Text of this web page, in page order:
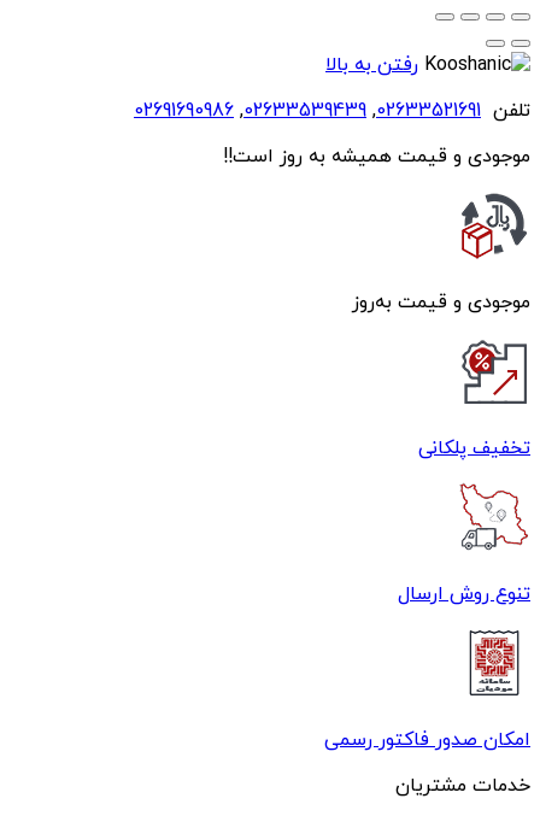
رفتن به بالا
تلفن 02633521691
,
02633539439
,
02691690986
موجودی و قیمت همیشه به روز است!!
موجودی و قیمت به‌روز
تخفیف پلکانی
تنوع روش ارسال
امکان صدور فاکتور رسمی
خدمات مشتریان